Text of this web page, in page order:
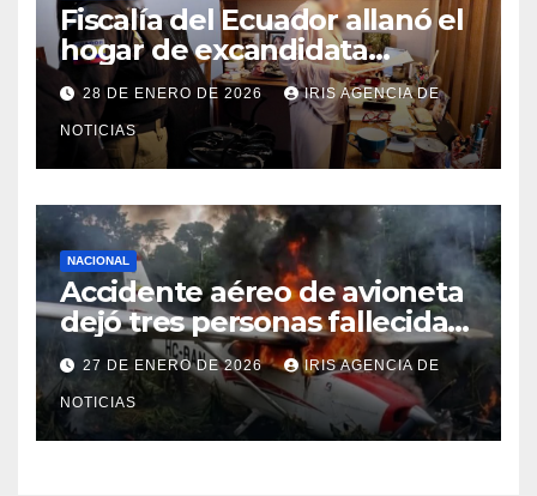
Fiscalía del Ecuador allanó el
hogar de excandidata
presidencial vinculada al caso
Caja Chica
28 DE ENERO DE 2026 IRIS AGENCIA DE
NOTICIAS
NACIONAL
Accidente aéreo de avioneta
dejó tres personas fallecidas
en provincia de Morona
Santiago
27 DE ENERO DE 2026 IRIS AGENCIA DE
NOTICIAS